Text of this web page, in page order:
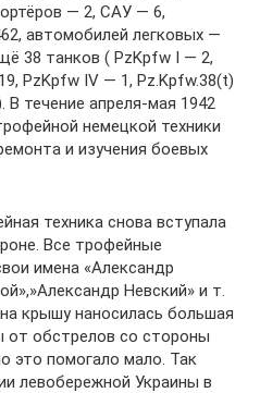
— 2, САУ — 6,
автомобилей легковых —
38 танков ( PzKpfw I — 2,
PzKpfw IV — 1, Pz.Kpfw.38(t)
В течение апреля-мая 1942
немецкой техники
и изучения боевых
техника снова вступала
Все трофейные
имена «Александр
Невский» и т.
крышу наносилась большая
от обстрелов со стороны
это помогало мало. Так
левобережной Украины в